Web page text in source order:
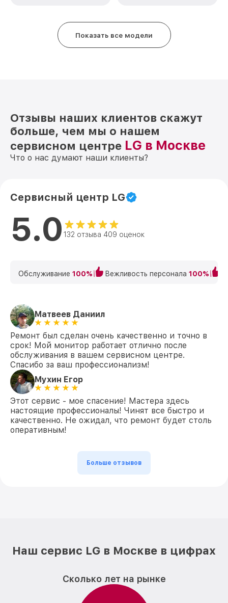
Показать все модели
Отзывы наших клиентов скажут
больше, чем мы о нашем
сервисном центре LG в Москве
Что о нас думают наши клиенты?
Сервисный центр LG
5.0 132 отзыва 409 оценок
Обслуживание 100% Вежливость персонала 100%
Матвеев Даниил
Ремонт был сделан очень качественно и точно в
срок! Мой монитор работает отлично после
обслуживания в вашем сервисном центре.
Спасибо за ваш профессионализм!
Мухин Егор
Этот сервис - мое спасение! Мастера здесь
настоящие профессионалы! Чинят все быстро и
качественно. Не ожидал, что ремонт будет столь
оперативным!
Больше отзывов
Наш сервис LG в Москве в цифрах
Сколько лет на рынке